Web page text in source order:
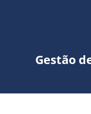
Gestão